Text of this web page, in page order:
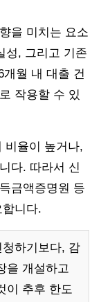
을 미치는 요소
성, 그리고 기존
월 내 대출 건
작용할 수 있
비율이 높거나,
다. 따라서 신
금액증명원 등
니다.
하기보다, 감
을 개설하고
이 추후 한도